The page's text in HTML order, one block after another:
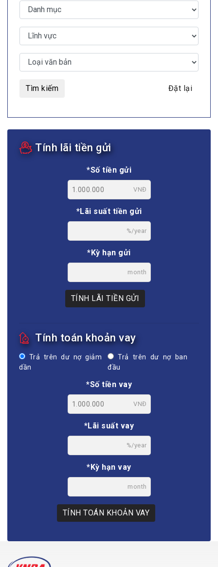
Tìm kiếm Đặt lại
Tính lãi tiền gửi
*Số tiền gửi
VNĐ
*Lãi suất tiền gửi
%/year
*Kỳ hạn gửi
month
TÍNH LÃI TIỀN GỬI
Tính toán khoản vay
Trả trên dư nợ giảm
dần
Trả trên dư nợ ban
đầu
*Số tiền vay
VNĐ
*Lãi suất vay
%/year
*Kỳ hạn vay
month
TÍNH TOÁN KHOẢN VAY